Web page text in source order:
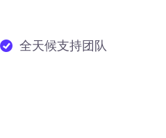
全天候支持团队